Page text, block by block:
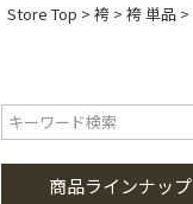
Store Top 袴 袴 単品
商品ラインナップ